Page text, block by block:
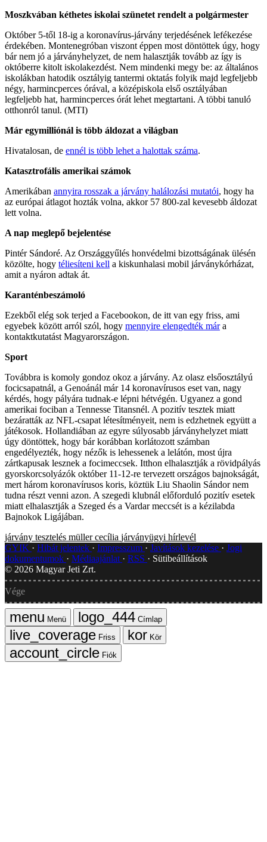
Moszkvában kéthetes iskolai szünetet rendelt a polgármester
Október 5-től 18-ig a koronavírus-járvány terjedésének lefékezése
érdekében. Montenegróban viszont éppen most döntöttek úgy, hogy
bár nem jó a járványhelyzet, de nem halasztják tovább az így is
októberre kitolt iskolakezdést. Nem mindenki megy be: az általános
iskolákban hatodik osztályig tantermi oktatás folyik majd legfeljebb
négy, harmincperces órával, a középiskola első osztályában
legfeljebb hat, harmincperces órát lehet megtartani. A többi tanuló
otthonról tanul. (MTI)
Már egymilliónál is több áldozat a világban
Hivatalosan, de ennél is több lehet a halottak száma.
Katasztrofális amerikai számok
Amerikában annyira rosszak a járvány halálozási mutatói, hogy ha
az európai átlagot hozták volna, akkor 57 800-zal kevesebb áldozat
lett volna.
A nap meglepő bejelentése
Pintér Sándoré. Az Országgyűlés honvédelmi bizottságának ülésén
közölte, hogy téliesíteni kell a kiskunhalasi mobil járványkórházat,
amit a nyáron adtak át.
Karanténbeszámoló
Ezekből elég sok terjed a Facebookon, de itt van egy friss, ami
egyebek között arról szól, hogy mennyire elengedték mára
kontaktkutatást Magyarországon.
Sport
Továbbra is komoly gondoz okoz a járvány. Az olasz elsőosztályú
focicsapatnál, a Genoánál már 14 koronavírusos eset van, nagy
kérdés, hogy pályára tudnak-e lépni hétvégén. Ugyanez a gond
amerikai fociban a Tennesse Titansnél. A pozitív tesztek miatt
bezáratták az NFL-csapat létesítményeit, nem is edzhetnek együtt a
játékosok. Hollandiában az egyre súlyosabb járványhelyzet miatt
úgy döntöttek, hogy bár korábban korlátozott számban
engedélyezték, hogy nézők is lehessenek a lelátón, most újra
zártkapusak lesznek a focimeccsek. Itthon elhalasztják a rövidpályás
gyorskorcsolyázók október 11-12-re tervezett országos bajnokságát,
mert három koronavírusos koris, köztük Liu Shaolin Sándor nem
tudna részt venni azon. A szegedi klubnál előforduló pozitív esetek
miatt elhalasztják a Szeged és a Vardar meccsét is a kézilabda
Bajnokok Ligájában.
járvány tesztelés müller cecília járványügyi hírlevél
GYIK
Hibát jelentek Impresszum Javítások kezelése
Jogi
dokumentumok
Médiaajánlat RSS
Sütibeállítások
© 2026 Magyar Jeti Zrt.
Vége
Menü
Címlap
Friss
Kör
Fiók